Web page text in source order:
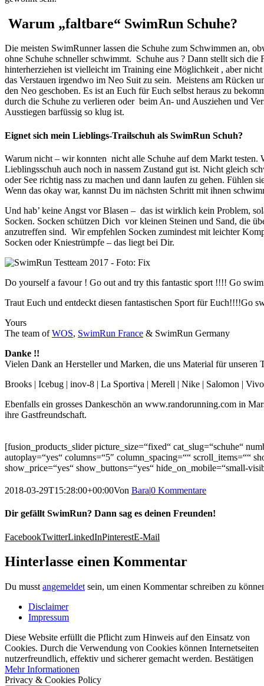
Warum „faltbare“ SwimRun Schuhe?
Die meisten SwimRunner lassen die Schuhe zum Schwimmen an,
ohne Schuhe schneller schwimmt. Schuhe aus ? Dann stellt sich
hinterherziehen ist vielleicht im Training eine Möglichkeit , aber
das Verstauen irgendwo im Neo Suit zu sein. Meistens am Rücken
den Neo geschoben. Es ist an Euch für Euch selbst heraus zu
durch die Schuhe zu verlieren oder beim An- und Ausziehen und
Ausstiegen barfüssig so klug ist.
Eignet sich mein Lieblings-Trailschuh als SwimRun Schuh?
Warum nicht – wir konnten nicht alle Schuhe auf dem Markt testen.
Lieblingsschuh auch noch in nassem Zustand gut ist. Nicht gleich
oder See richtig nass zu machen und dann laufen zu gehen. Fühlen
Wenn das okay war, kannst Du im nächsten Schritt mit ihnen
Und hab’ keine Angst vor Blasen – das ist wirklich kein Problem,
Socken. Socken schützen Dich vor kleinen Steinen und Sand, die
anzutreffen sind. Wir empfehlen Socken zumindest mit leichter
Socken oder Kniestrümpfe – das liegt bei Dir.
Do yourself a favour ! Go out and try this fantastic sport !!!! Go
Traut Euch und entdeckt diesen fantastischen Sport für Euch!!!!Go
Yours
The team ofWOS, SwimRun France & SwimRun Germany
Danke !!
Vielen Dank an Hersteller und Marken, die uns Material für unseren
Brooks | Icebug | inov-8 | La Sportiva | Merell | Nike | Salomon |
Ebenfalls ein grosses Dankeschön an www.randorunning.com in
ihre Gastfreundschaft.
[fusion_products_slider picture_size=“fixed“ cat_slug=“schuhe“
autoplay=“yes“ columns=“5″ column_spacing=““ scroll_items=““
show_price=“yes“ show_buttons=“yes“ hide_on_mobile=“small-
2018-03-29T15:28:00+00:00Von Bara|0 Kommentare
Dir gefällt SwimRun? Dann sag es deinen Freunden!
FacebookTwitterLinkedInPinterestE-Mail
Hinterlasse einen Kommentar
Du musst angemeldet sein, um einen Kommentar schreiben zu
Disclaimer
Impressum
Diese Website erfüllt die Pflicht zum Hinweis auf den Einsatz von
Cookies. Durch die Verwendung von Cookies können Internetseiten
nutzerfreundlich, effektiv und sicherer gemacht werden. Bestätigen
Mehr Informationen
Privacy & Cookies Policy